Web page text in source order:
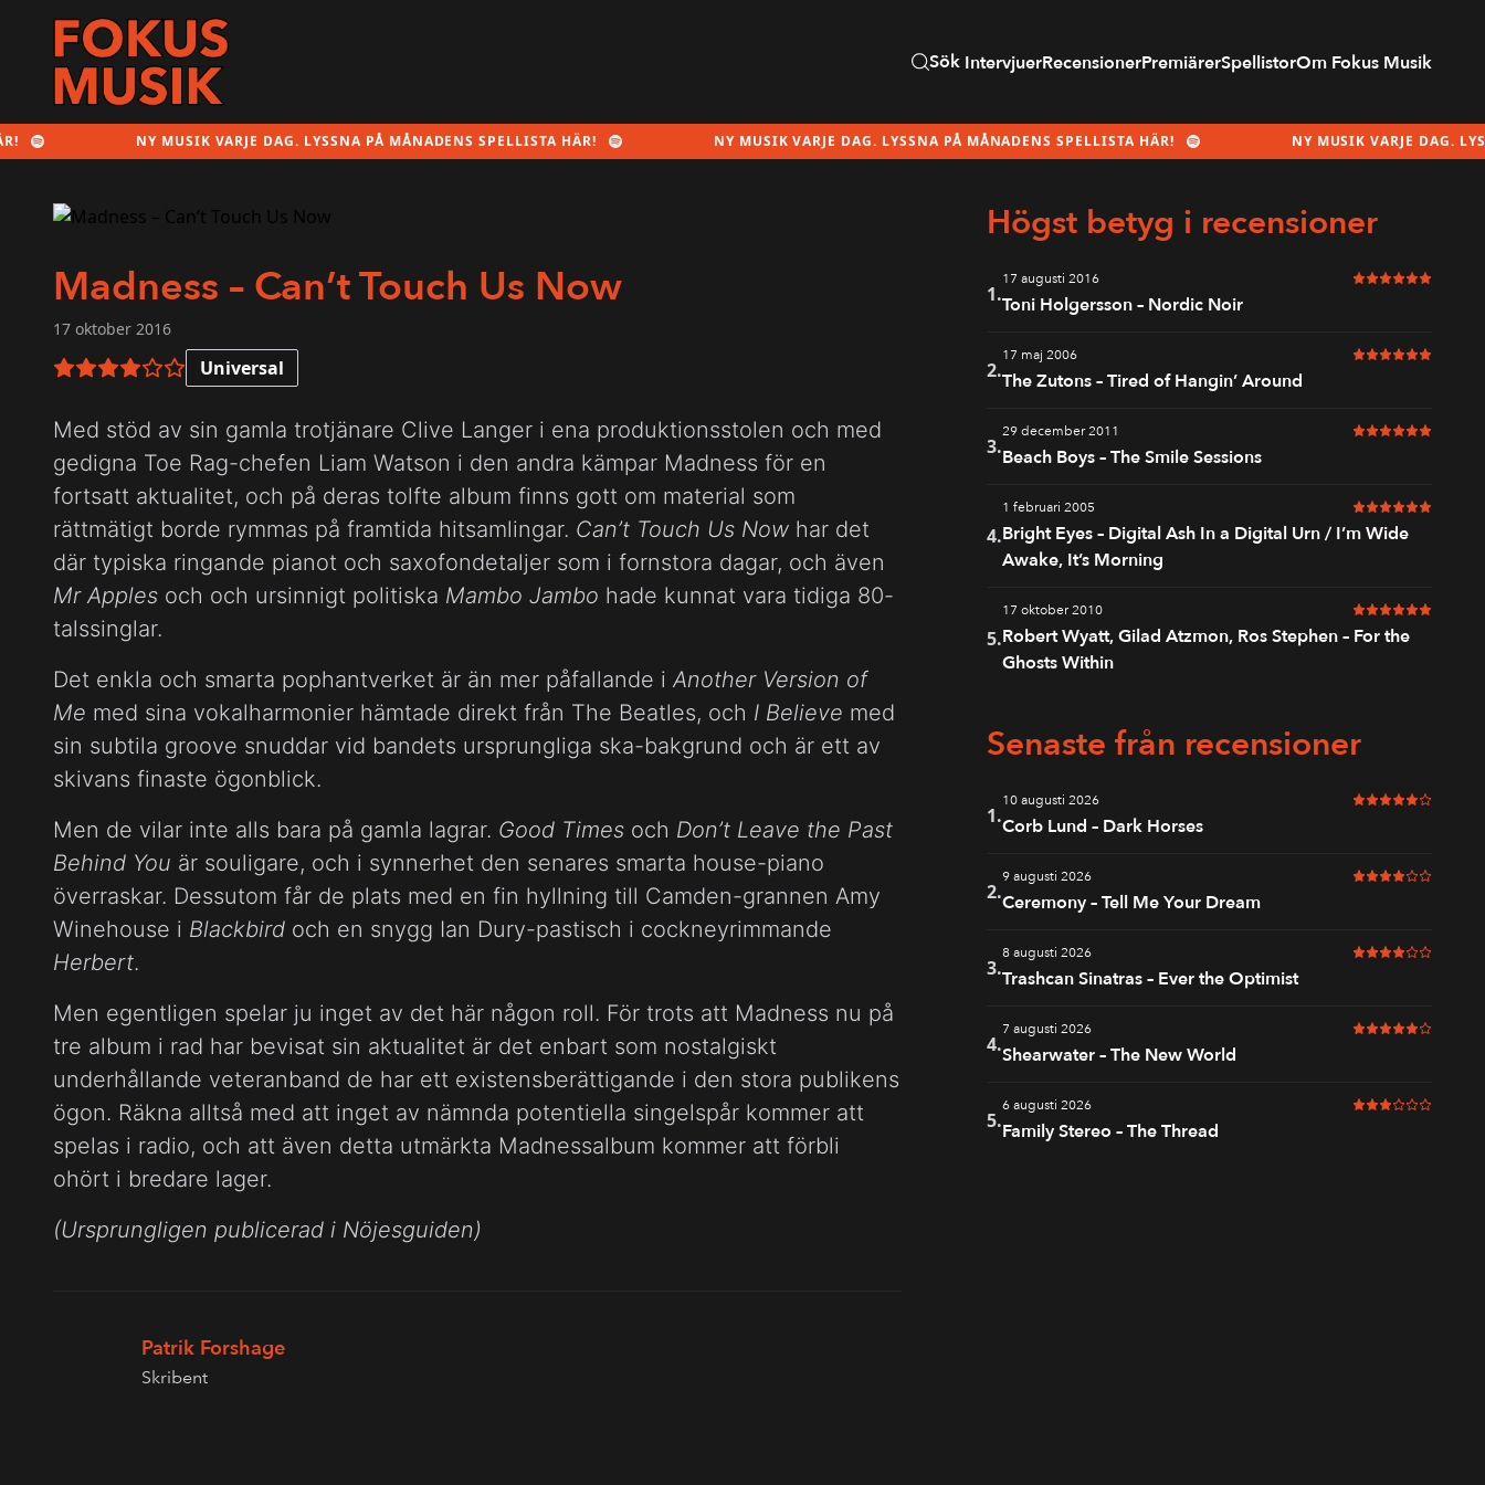
Sök IntervjuerRecensionerPremiärerSpellistorOm Fokus Musik
NY MUSIK VARJE DAG. LYSSNA PÅ MÅNADENS SPELLISTA HÄR! NY MUSIK VARJE DAG. LYSSNA PÅ MÅNADENS SPELLISTA HÄR! NY MUSIK VARJE DAG.
Madness – Can’t Touch Us Now
17 oktober 2016
4 av 6 i betyg Universal
Med stöd av sin gamla trotjänare Clive Langer i ena produktionsstolen och med
gedigna Toe Rag-chefen Liam Watson i den andra kämpar Madness för en
fortsatt aktualitet, och på deras tolfte album finns gott om material som
rättmätigt borde rymmas på framtida hitsamlingar. Can’t Touch Us Now har det
där typiska ringande pianot och saxofondetaljer som i fornstora dagar, och även
Mr Apples och och ursinnigt politiska Mambo Jambo hade kunnat vara tidiga 80-
talssinglar.
Det enkla och smarta pophantverket är än mer påfallande i Another Version of
Me med sina vokalharmonier hämtade direkt från The Beatles, och I Believe med
sin subtila groove snuddar vid bandets ursprungliga ska-bakgrund och är ett av
skivans finaste ögonblick.
Men de vilar inte alls bara på gamla lagrar. Good Times och Don’t Leave the Past
Behind You är souligare, och i synnerhet den senares smarta house-piano
överraskar. Dessutom får de plats med en fin hyllning till Camden-grannen Amy
Winehouse i Blackbird och en snygg Ian Dury-pastisch i cockneyrimmande
Herbert.
Men egentligen spelar ju inget av det här någon roll. För trots att Madness nu på
tre album i rad har bevisat sin aktualitet är det enbart som nostalgiskt
underhållande veteranband de har ett existensberättigande i den stora publikens
ögon. Räkna alltså med att inget av nämnda potentiella singelspår kommer att
spelas i radio, och att även detta utmärkta Madnessalbum kommer att förbli
ohört i bredare lager.
(Ursprungligen publicerad i Nöjesguiden)
Patrik Forshage
Skribent
Högst betyg i recensioner
1.
17 augusti 2016 6 av 6 i betyg
Toni Holgersson – Nordic Noir
2.
17 maj 2006 6 av 6 i betyg
The Zutons – Tired of Hangin’ Around
3.
29 december 2011 6 av 6 i betyg
Beach Boys – The Smile Sessions
4.
1 februari 2005 6 av 6 i betyg
Bright Eyes – Digital Ash In a Digital Urn / I’m Wide
Awake, It’s Morning
5.
17 oktober 2010 6 av 6 i betyg
Robert Wyatt, Gilad Atzmon, Ros Stephen – For the
Ghosts Within
Senaste från recensioner
1.
10 augusti 2026 5 av 6 i betyg
Corb Lund – Dark Horses
2.
9 augusti 2026 4 av 6 i betyg
Ceremony – Tell Me Your Dream
3.
8 augusti 2026 4 av 6 i betyg
Trashcan Sinatras – Ever the Optimist
4.
7 augusti 2026 5 av 6 i betyg
Shearwater – The New World
5.
6 augusti 2026 3 av 6 i betyg
Family Stereo – The Thread